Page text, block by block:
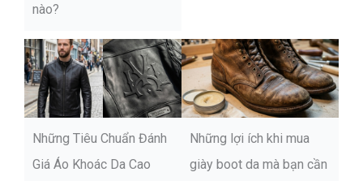
nào?
Những Tiêu Chuẩn Đánh
Giá Áo Khoác Da Cao
Những lợi ích khi mua
giày boot da mà bạn cần